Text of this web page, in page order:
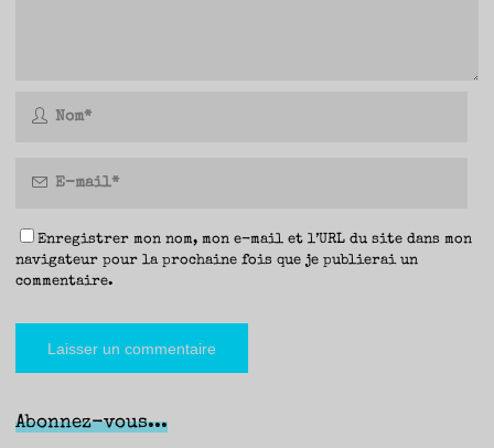
Enregistrer mon nom, mon e-mail et l’URL du site dans mon
navigateur pour la prochaine fois que je publierai un
commentaire.
Abonnez-vous...